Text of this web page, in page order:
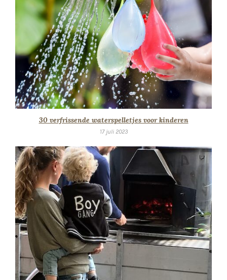
30 verfrissende waterspelletjes voor kinderen
17 juli 2023